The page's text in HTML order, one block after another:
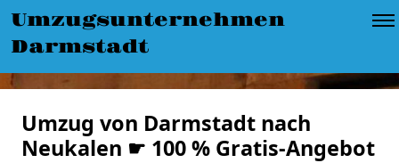
Umzugsunternehmen
Darmstadt
Umzug von Darmstadt nach
Neukalen ☛ 100 % Gratis-Angebot